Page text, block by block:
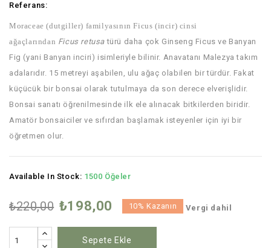
Referans:
Moraceae (dutgiller) familyasının Ficus (incir) cinsi
ağaçlarından Ficus retusa türü daha çok Ginseng Ficus ve Banyan
Fig (yani Banyan inciri) isimleriyle bilinir. Anavatanı Malezya takım
adalarıdır. 15 metreyi aşabilen, ulu ağaç olabilen bir türdür. Fakat
küçücük bir bonsai olarak tutulmaya da son derece elverişlidir.
Bonsai sanatı öğrenilmesinde ilk ele alınacak bitkilerden biridir.
Amatör bonsaiciler ve sıfırdan başlamak isteyenler için iyi bir
öğretmen olur.
Available In Stock: 1500 Öğeler
₺220,00 ₺198,00 10% Kazanın Vergi dahil
Sepete Ekle